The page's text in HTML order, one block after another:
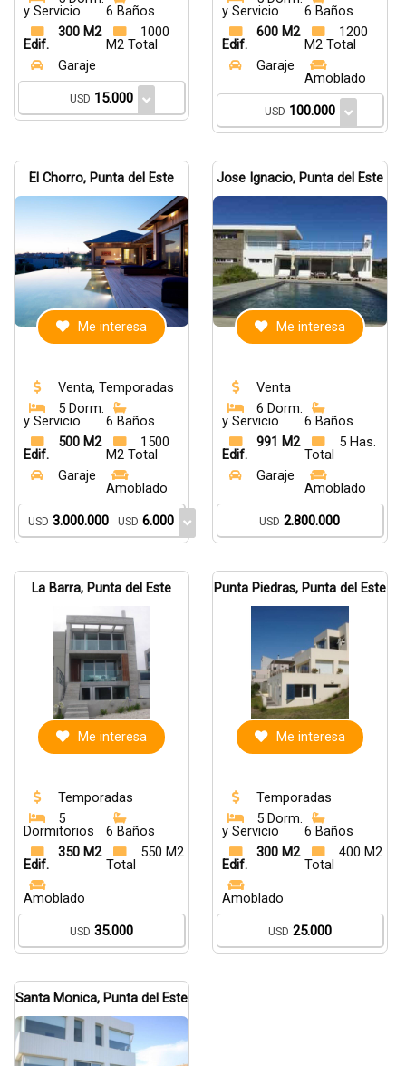
y Servicio
6 Baños
300 M2
Edif.
1000
M2 Total
Garaje
USD 15.000
y Servicio
6 Baños
600 M2
Edif.
1200
M2 Total
Garaje
Amoblado
USD 100.000
El Chorro, Punta del Este
Me interesa
Venta, Temporadas
5 Dorm.
y Servicio
6 Baños
500 M2
Edif.
1500
M2 Total
Garaje
Amoblado
USD 3.000.000 USD 6.000
Jose Ignacio, Punta del Este
Me interesa
Venta
6 Dorm.
y Servicio
6 Baños
991 M2
Edif.
5 Has.
Total
Garaje
Amoblado
USD 2.800.000
La Barra, Punta del Este
Me interesa
Temporadas
5
Dormitorios
6 Baños
350 M2
Edif.
550 M2
Total
Amoblado
USD 35.000
Punta Piedras, Punta del Este
Me interesa
Temporadas
5 Dorm.
y Servicio
6 Baños
300 M2
Edif.
400 M2
Total
Amoblado
USD 25.000
Santa Monica, Punta del Este